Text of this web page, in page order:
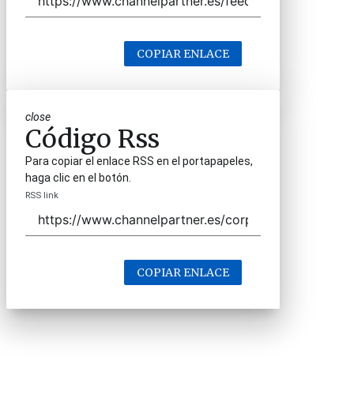
COPIAR ENLACE
close
Código Rss
Para copiar el enlace RSS en el portapapeles,
haga clic en el botón.
RSS link
COPIAR ENLACE